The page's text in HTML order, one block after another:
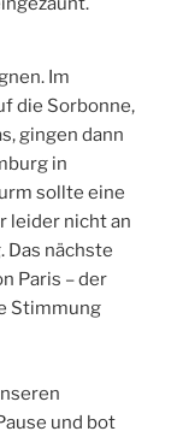
Im
die Sorbonne,
gingen dann
in
sollte eine
leider nicht an
Das nächste
Paris – der
Stimmung
und bot